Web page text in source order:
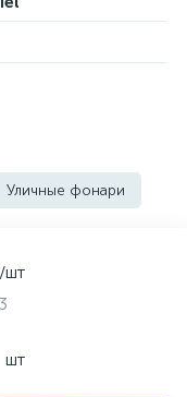
Уличные фонари
/шт
шт